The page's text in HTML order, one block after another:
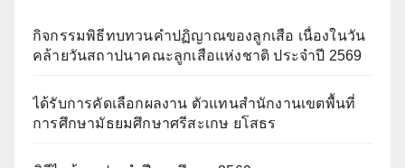
กิจกรรมพิธีทบทวนคำปฏิญาณของลูกเสือ เนื่องในวัน
คล้ายวันสถาปนาคณะลูกเสือแห่งชาติ ประจำปี 2569
ได้รับการคัดเลือกผลงาน ตัวแทนสำนักงานเขตพื้นที่
การศึกษามัธยมศึกษาศรีสะเกษ ยโสธร